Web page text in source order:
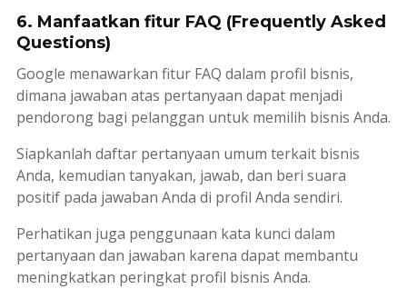
6. Manfaatkan fitur FAQ (Frequently Asked
Questions)
Google menawarkan fitur FAQ dalam profil bisnis,
dimana jawaban atas pertanyaan dapat menjadi
pendorong bagi pelanggan untuk memilih bisnis Anda.
Siapkanlah daftar pertanyaan umum terkait bisnis
Anda, kemudian tanyakan, jawab, dan beri suara
positif pada jawaban Anda di profil Anda sendiri.
Perhatikan juga penggunaan kata kunci dalam
pertanyaan dan jawaban karena dapat membantu
meningkatkan peringkat profil bisnis Anda.